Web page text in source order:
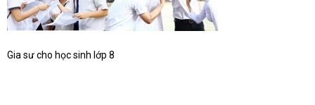
Gia sư cho học sinh lớp 8